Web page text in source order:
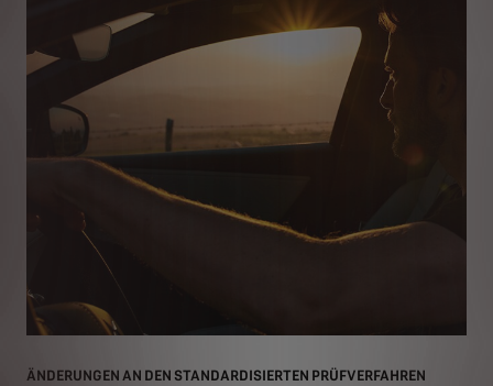
ÄNDERUNGEN AN DEN STANDARDISIERTEN PRÜFVERFAHREN